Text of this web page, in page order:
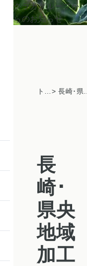
クラカグループか
らのお知らせ
トピックス一覧 > 長崎･県央地域
長
崎･
県央
地域
加工